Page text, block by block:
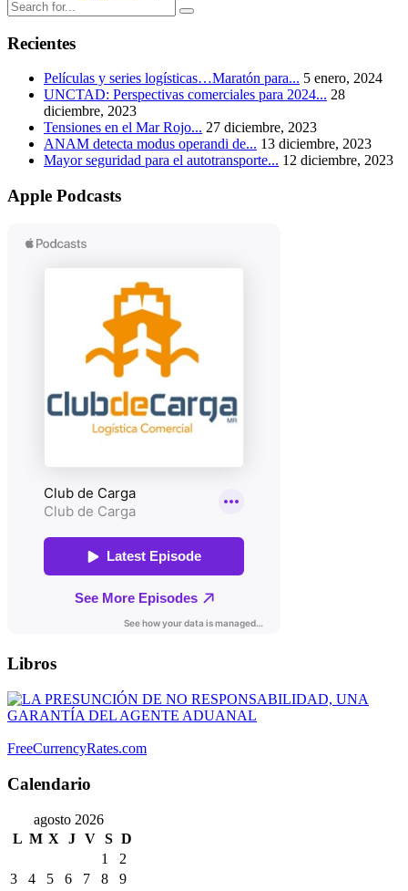
Recientes
Películas y series logísticas…Maratón para... 5 enero, 2024
UNCTAD: Perspectivas comerciales para 2024... 28
diciembre, 2023
Tensiones en el Mar Rojo... 27 diciembre, 2023
ANAM detecta modus operandi de... 13 diciembre, 2023
Mayor seguridad para el autotransporte... 12 diciembre, 2023
Apple Podcasts
Libros
FreeCurrencyRates.com
Calendario
agosto 2026
L M X J V S D
1
2
3
4 5 6 7 8
9